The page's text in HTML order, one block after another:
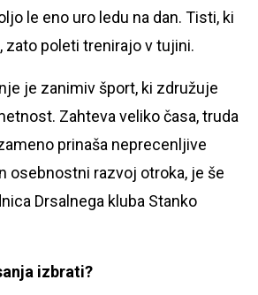
le eno uro ledu na dan. Tisti, ki
zato poleti trenirajo v tujini.
je zanimiv šport, ki združuje
Zahteva veliko časa, truda
prinaša neprecenljive
osebnostni razvoj otroka, je še
Drsalnega kluba Stanko
izbrati?